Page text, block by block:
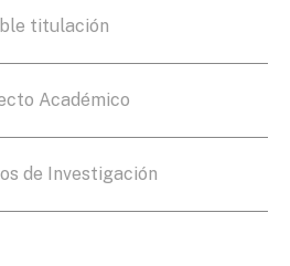
titulación
Académico
de Investigación